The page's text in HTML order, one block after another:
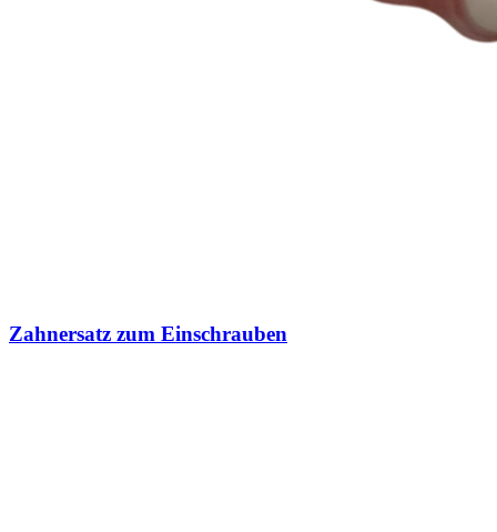
Zahnersatz zum Einschrauben